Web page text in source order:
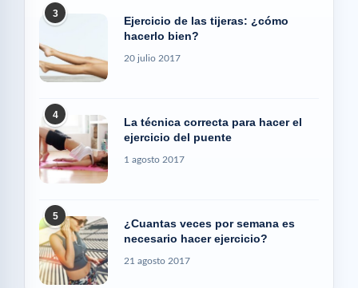
3
Ejercicio de las tijeras: ¿cómo
hacerlo bien?
20 julio 2017
4
La técnica correcta para hacer el
ejercicio del puente
1 agosto 2017
5
¿Cuantas veces por semana es
necesario hacer ejercicio?
21 agosto 2017